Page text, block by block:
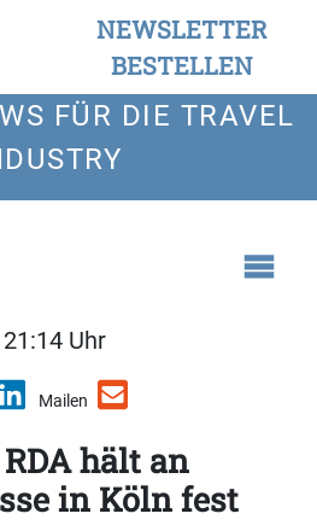
NEWSLETTER
BESTELLEN
FÜR DIE TRAVEL
Uhr
Mailen
hält an
in Köln fest